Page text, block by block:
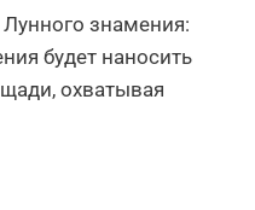
знамения:
будет наносить
охватывая